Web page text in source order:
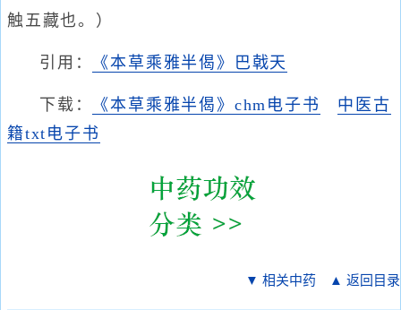
触五藏也。）
引用： 《本草乘雅半偈》巴戟天
下载： 《本草乘雅半偈》chm电子书
中医古
籍txt电子书
▼ 相关中药 ▲ 返回目录